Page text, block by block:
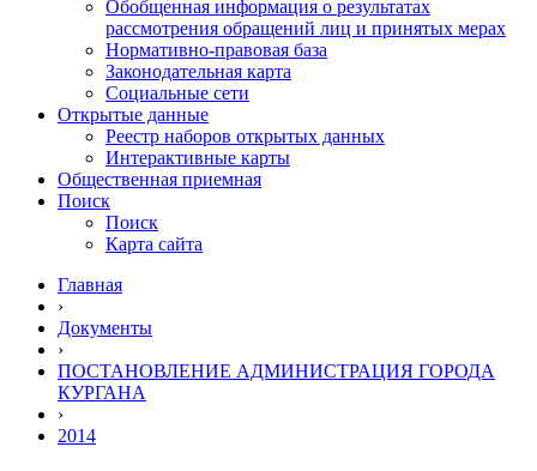
Обобщенная информация о результатах
рассмотрения обращений лиц и принятых мерах
Нормативно-правовая база
Законодательная карта
Социальные сети
Открытые данные
Реестр наборов открытых данных
Интерактивные карты
Общественная приемная
Поиск
Поиск
Карта сайта
Главная
›
Документы
›
ПОСТАНОВЛЕНИЕ АДМИНИСТРАЦИЯ ГОРОДА
КУРГАНА
›
2014